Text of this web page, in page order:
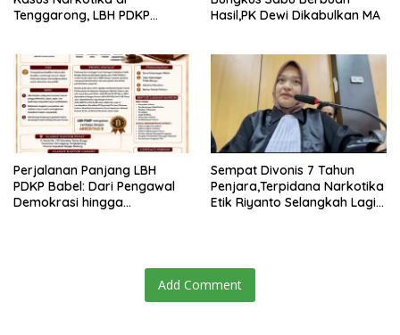
Tenggarong, LBH PDKP
Berkeadilan
Hasil,PK Dewi Dikabulkan MA
Perjalanan Panjang LBH
PDKP Babel: Dari Pengawal
Demokrasi hingga
Sempat Divonis 7 Tahun
Penjara,Terpidana Narkotika
Etik Riyanto Selangkah Lagi
Add Comment